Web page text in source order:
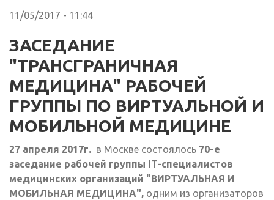
11/05/2017 - 11:44
ЗАСЕДАНИЕ
"ТРАНСГРАНИЧНАЯ
МЕДИЦИНА" РАБОЧЕЙ
ГРУППЫ ПО ВИРТУАЛЬНОЙ И
МОБИЛЬНОЙ МЕДИЦИНЕ
27 апреля 2017г. в Москве состоялось 70-е
заседание рабочей группы IT-специалистов
медицинских организаций "ВИРТУАЛЬНАЯ И
МОБИЛЬНАЯ МЕДИЦИНА", одним из организаторов